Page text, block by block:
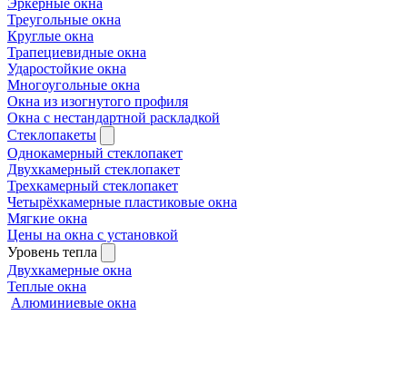
Эркерные окна
Треугольные окна
Круглые окна
Трапециевидные окна
Ударостойкие окна
Многоугольные окна
Окна из изогнутого профиля
Окна с нестандартной раскладкой
Стеклопакеты
Однокамерный стеклопакет
Двухкамерный стеклопакет
Трехкамерный стеклопакет
Четырёхкамерные пластиковые окна
Мягкие окна
Цены на окна с установкой
Уровень тепла
Двухкамерные окна
Теплые окна
Алюминиевые окна